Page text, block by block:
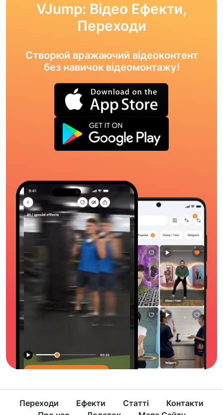
VJump: Відео Ефекти,
Переходи
Створюй вражаючий відеоконтент
без навичок відеомонтажу!
Переходи Ефекти Статті
Контакти